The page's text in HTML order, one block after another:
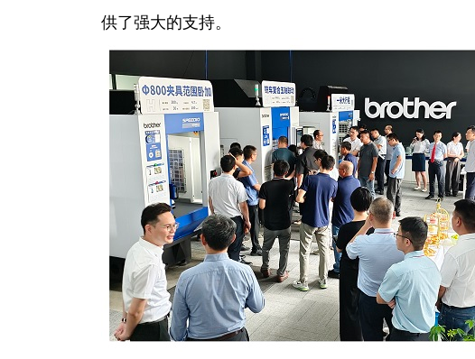
供了强大的支持。